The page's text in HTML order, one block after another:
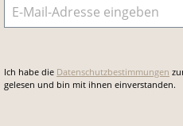
E-Mail-Adresse
Ich habe die Datenschutzbestimmungen
gelesen und bin mit ihnen einverstanden.